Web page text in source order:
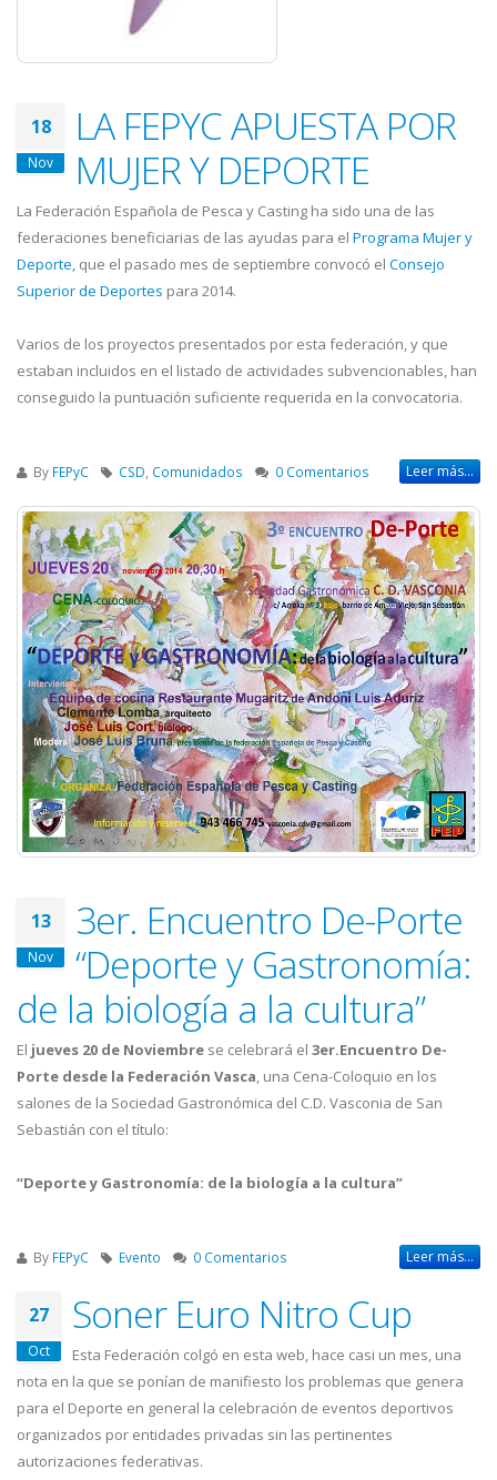
18
Nov
LA FEPYC APUESTA POR
MUJER Y DEPORTE
La Federación Española de Pesca y Casting ha sido una de las
federaciones beneficiarias de las ayudas para el Programa Mujer y
Deporte, que el pasado mes de septiembre convocó el Consejo
Superior de Deportes para 2014.
Varios de los proyectos presentados por esta federación, y que
estaban incluidos en el listado de actividades subvencionables, han
conseguido la puntuación suficiente requerida en la convocatoria.
By FEPyC CSD, Comunidados 0 Comentarios Leer más...
13
Nov
3er. Encuentro De-Porte
“Deporte y Gastronomía:
de la biología a la cultura”
El jueves 20 de Noviembre se celebrará el 3er.Encuentro De-
Porte desde la Federación Vasca, una Cena-Coloquio en los
salones de la Sociedad Gastronómica del C.D. Vasconia de San
Sebastián con el título:
“Deporte y Gastronomía: de la biología a la cultura”
By FEPyC Evento 0 Comentarios Leer más...
27
Oct
Soner Euro Nitro Cup
Esta Federación colgó en esta web, hace casi un mes, una
nota en la que se ponían de manifiesto los problemas que genera
para el Deporte en general la celebración de eventos deportivos
organizados por entidades privadas sin las pertinentes
autorizaciones federativas.